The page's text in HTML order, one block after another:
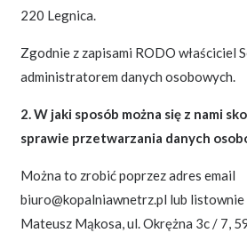
220 Legnica.
Zgodnie z zapisami RODO właściciel
administratorem danych osobowych.
2. W jaki sposób można się z nami
sprawie przetwarzania danych
Można to zrobić poprzez adres email
biuro@kopalniawnetrz.pl lub listownie
Mateusz Mąkosa, ul. Okrężna 3c / 7,